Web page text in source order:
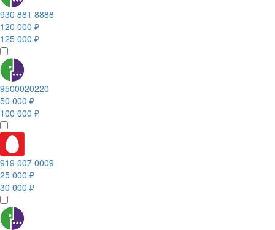
930 881 8888
120 000 ₽
125 000 ₽
9500020220
50 000 ₽
100 000 ₽
919 007 0009
25 000 ₽
30 000 ₽